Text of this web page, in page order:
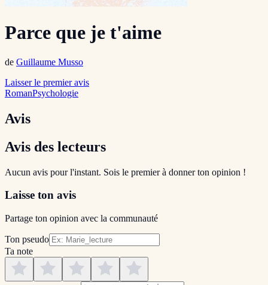
Parce que je t'aime
de Guillaume Musso
Laisser le premier avis
RomanPsychologie
Avis
Avis des lecteurs
Aucun avis pour l'instant. Sois le premier à donner ton opinion !
Laisse ton avis
Partage ton opinion avec la communauté
Ton pseudo
Ta note